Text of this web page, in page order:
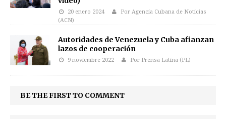
20 enero 2024
Por Agencia Cubana de Noticias
(ACN)
Autoridades de Venezuela y Cuba afianzan
lazos de cooperación
9 noviembre 2022 Por Prensa Latina (PL)
BE THE FIRST TO COMMENT